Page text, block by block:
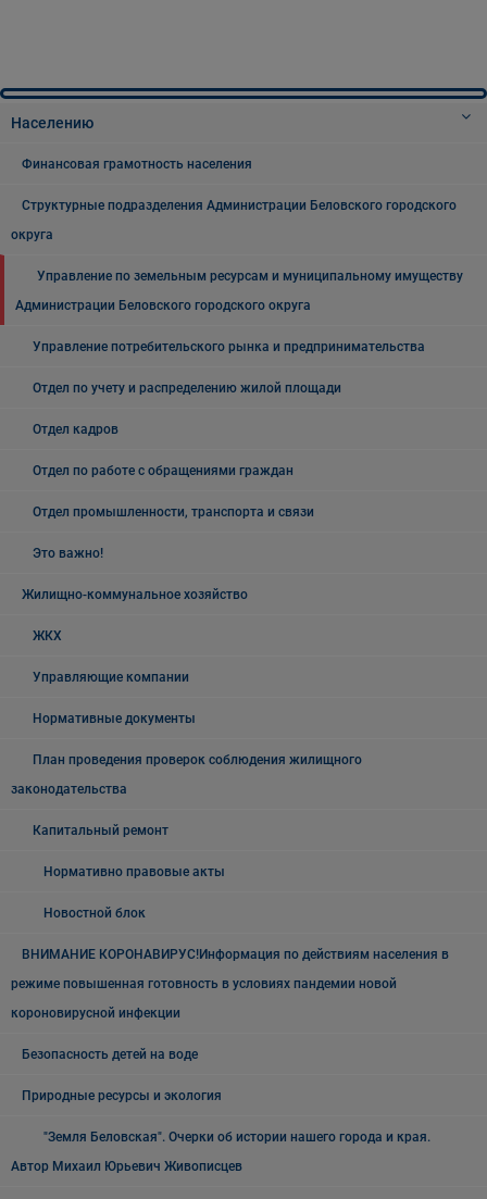
Населению
Финансовая грамотность населения
Структурные подразделения Администрации Беловского городского
округа
Управление по земельным ресурсам и муниципальному имуществу
Администрации Беловского городского округа
Управление потребительского рынка и предпринимательства
Отдел по учету и распределению жилой площади
Отдел кадров
Отдел по работе с обращениями граждан
Отдел промышленности, транспорта и связи
Это важно!
Жилищно-коммунальное хозяйство
ЖКХ
Управляющие компании
Нормативные документы
План проведения проверок соблюдения жилищного
законодательства
Капитальный ремонт
Нормативно правовые акты
Новостной блок
ВНИМАНИЕ КОРОНАВИРУС!Информация по действиям населения в
режиме повышенная готовность в условиях пандемии новой
короновирусной инфекции
Безопасность детей на воде
Природные ресурсы и экология
"Земля Беловская". Очерки об истории нашего города и края.
Автор Михаил Юрьевич Живописцев